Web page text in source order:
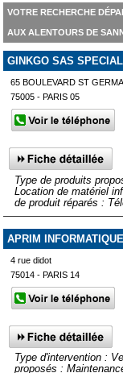
VOTRE RECHERCHE
AUX ALENTOURS DE
GINKGO SAS
65 BOULEVARD ST
75005 - PARIS 05
Type de produits
Location de matériel
de produit réparés :
APRIM INFORMATIQUE
4 rue didot
75014 - PARIS 14
Type d'intervention :
proposés :